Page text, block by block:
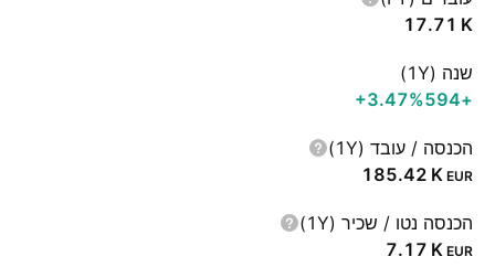
‪17.71 K‬
שנה (1Y)
+594
‪+3.47%‬
הכנסה / עובד (1Y)
‪185.42 K‬ EUR
הכנסה נטו / שכיר (1Y)
‪7.17 K‬ EUR